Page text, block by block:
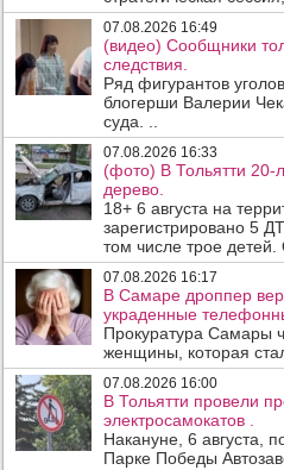
07.08.2026 16:49
(видео) Сообщники
следствия.
Ряд фигурантов
блогерши Валерии
суда. ..
07.08.2026 16:33
(фото) В Тольятти 20-
дерево.
18+ 6 августа на
зарегистрировано 5
том числе трое
07.08.2026 16:17
В Самаре дроппер
украденные
Прокуратура Самары
женщины, которая
07.08.2026 16:00
В Тольятти провели
электросамокатов .
Накануне, 6 августа,
Парке Победы